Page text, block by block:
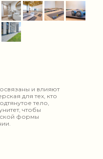
и влияют
для тех, кто
тело,
чтобы
формы